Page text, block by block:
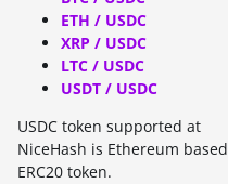
ETH / USDC
XRP / USDC
LTC / USDC
USDT / USDC
USDC token supported at
NiceHash is Ethereum based
ERC20 token.